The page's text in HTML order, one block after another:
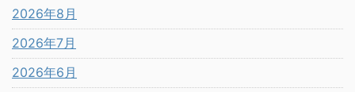
2026年8月
2026年7月
2026年6月